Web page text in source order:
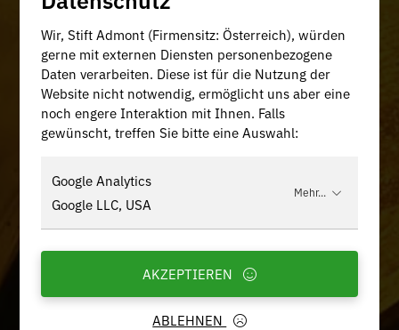
Wir, Stift Admont (Firmensitz: Österreich), würden
gerne mit externen Diensten personenbezogene
Daten verarbeiten. Diese ist für die Nutzung der
Website nicht notwendig, ermöglicht uns aber eine
noch engere Interaktion mit Ihnen. Falls
gewünscht, treffen Sie bitte eine Auswahl:
Google Analytics
Google LLC, USA
Mehr...
ABLEHNEN
AKZEPTIEREN